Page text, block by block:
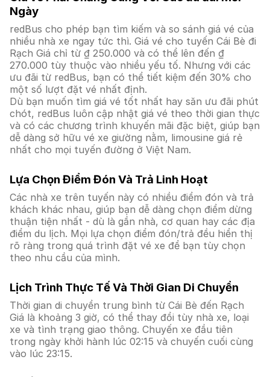
Ngày
redBus cho phép bạn tìm kiếm và so sánh giá vé của
nhiều nhà xe ngay tức thì. Giá vé cho tuyến Cái Bè đi
Rạch Giá chỉ từ ₫ 250.000 và có thể lên đến ₫
270.000 tùy thuộc vào nhiều yếu tố. Nhưng với các
ưu đãi từ redBus, bạn có thể tiết kiệm đến 30% cho
một số lượt đặt vé nhất định.
Dù bạn muốn tìm giá vé tốt nhất hay săn ưu đãi phút
chót, redBus luôn cập nhật giá vé theo thời gian thực
và có các chương trình khuyến mãi đặc biệt, giúp bạn
dễ dàng sở hữu vé xe giường nằm, limousine giá rẻ
nhất cho mọi tuyến đường ở Việt Nam.
Lựa Chọn Điểm Đón Và Trả Linh Hoạt
Các nhà xe trên tuyến này có nhiều điểm đón và trả
khách khác nhau, giúp bạn dễ dàng chọn điểm dừng
thuận tiện nhất - dù là gần nhà, cơ quan hay các địa
điểm du lịch. Mọi lựa chọn điểm đón/trả đều hiển thị
rõ ràng trong quá trình đặt vé xe để bạn tùy chọn
theo nhu cầu của mình.
Lịch Trình Thực Tế Và Thời Gian Di Chuyển
Thời gian di chuyển trung bình từ Cái Bè đến Rạch
Giá là khoảng 3 giờ, có thể thay đổi tùy nhà xe, loại
xe và tình trạng giao thông. Chuyến xe đầu tiên
trong ngày khởi hành lúc 02:15 và chuyến cuối cùng
vào lúc 23:15.